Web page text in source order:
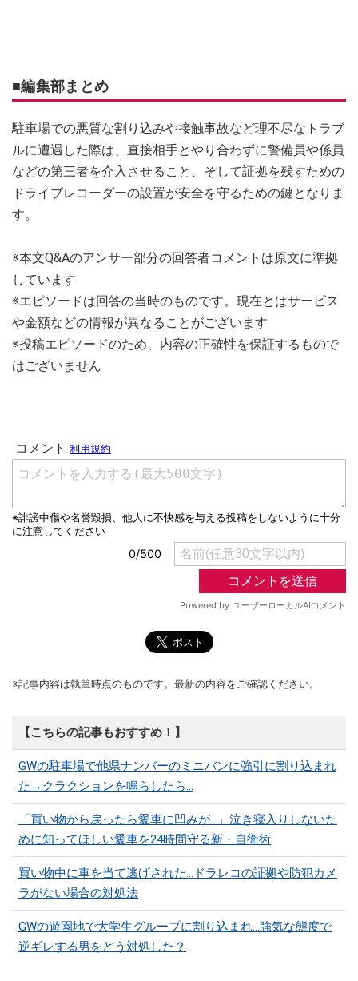
■編集部まとめ
駐車場での悪質な割り込みや接触事故など理不尽なトラブ
ルに遭遇した際は、直接相手とやり合わずに警備員や係員
などの第三者を介入させること、そして証拠を残すための
ドライブレコーダーの設置が安全を守るための鍵となりま
す。
※本文Q&Aのアンサー部分の回答者コメントは原文に準拠
しています
※エピソードは回答の当時のものです。現在とはサービス
や金額などの情報が異なることがございます
※投稿エピソードのため、内容の正確性を保証するもので
はございません
※記事内容は執筆時点のものです。最新の内容をご確認ください。
【こちらの記事もおすすめ！】
GWの駐車場で他県ナンバーのミニバンに強引に割り込まれ
た→クラクションを鳴らしたら…
「買い物から戻ったら愛車に凹みが…」泣き寝入りしないた
めに知ってほしい愛車を24時間守る新・自衛術
買い物中に車を当て逃げされた…ドラレコの証拠や防犯カメ
ラがない場合の対処法
GWの遊園地で大学生グループに割り込まれ…強気な態度で
逆ギレする男をどう対処した？